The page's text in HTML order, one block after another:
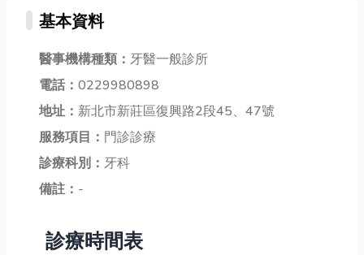
基本資料
醫事機構種類： 牙醫一般診所
電話： 0229980898
地址： 新北市新莊區復興路2段45、47號
服務項目： 門診診療
診療科別： 牙科
備註： -
診療時間表